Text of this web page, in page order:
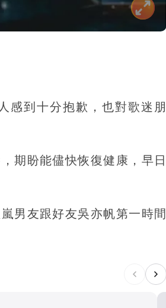
感到十分抱歉，也對歌迷朋
期盼能儘快恢復健康，早日
男友跟好友吳亦帆第一時間